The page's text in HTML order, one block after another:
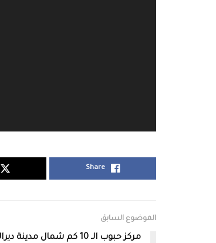
Share
الموضوع السابق
مركز حبوب الـ 10 كم شمال مدينة ديرالزور